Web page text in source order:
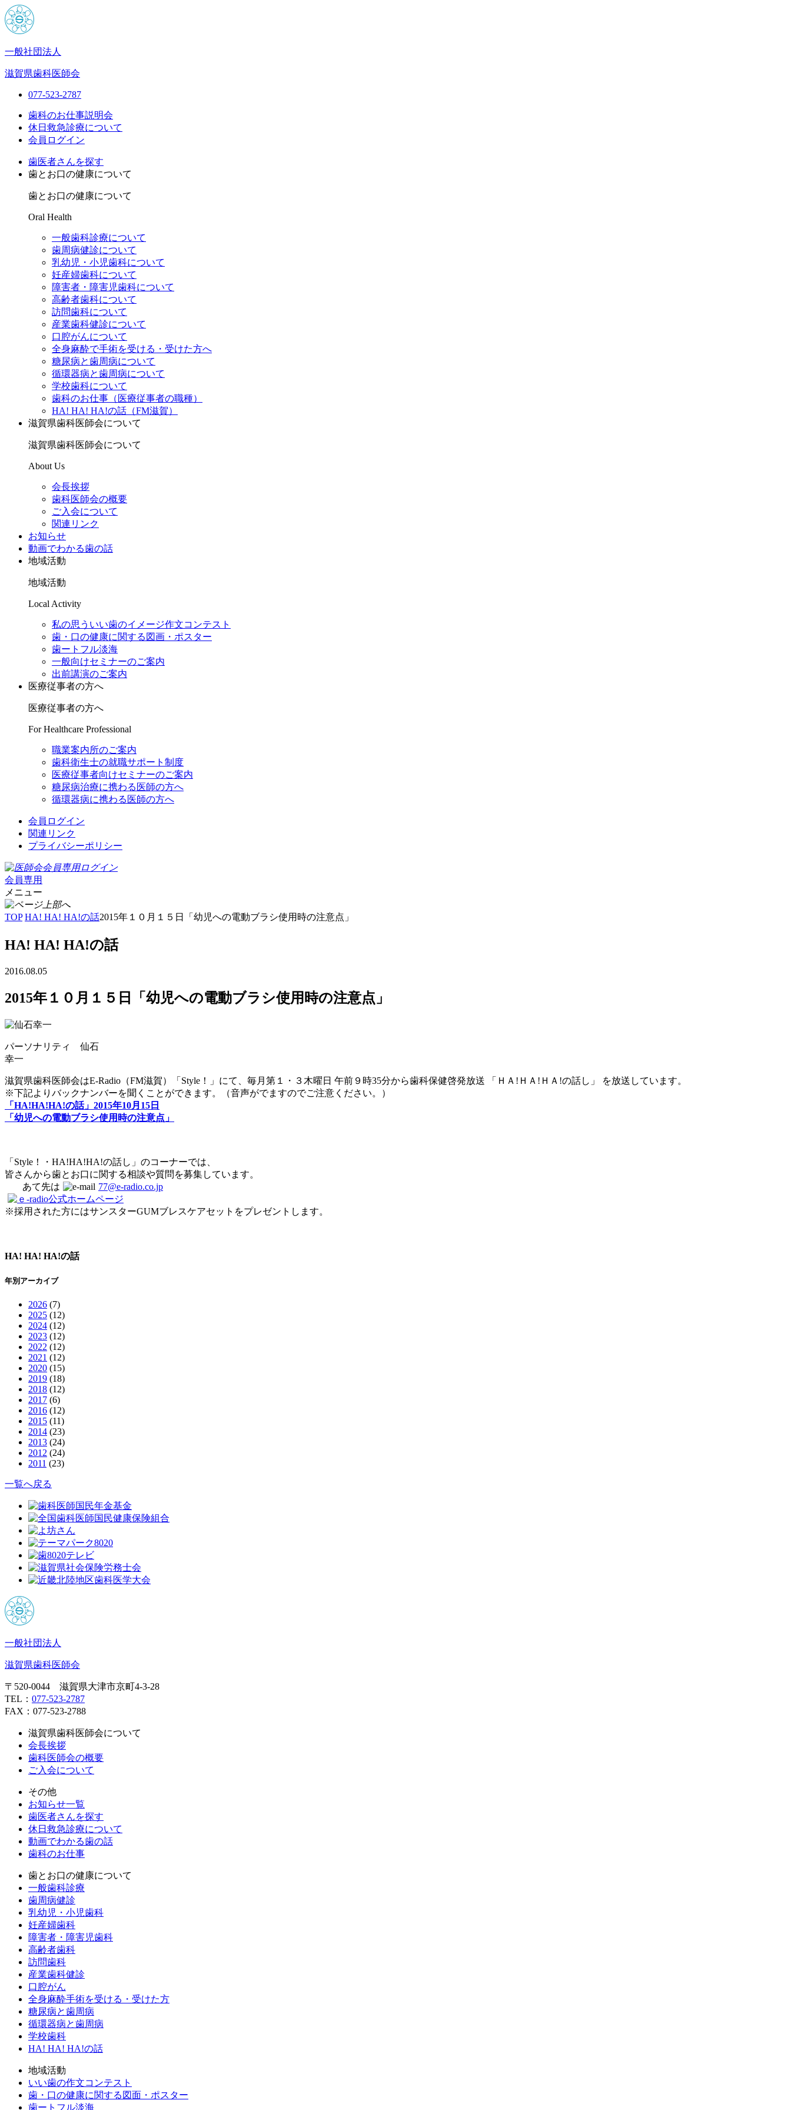
一般社団法人
滋賀県歯科医師会
077-523-2787
歯科のお仕事説明会
休日救急診療について
会員ログイン
歯医者さんを探す
歯とお口の健康について
歯とお口の健康について
Oral Health
一般歯科診療について
歯周病健診について
乳幼児・小児歯科について
妊産婦歯科について
障害者・障害児歯科について
高齢者歯科について
訪問歯科について
産業歯科健診について
口腔がんについて
全身麻酔で手術を受ける・受けた方へ
糖尿病と歯周病について
循環器病と歯周病について
学校歯科について
歯科のお仕事（医療従事者の職種）
HA! HA! HA!の話（FM滋賀）
滋賀県歯科医師会について
滋賀県歯科医師会について
About Us
会長挨拶
歯科医師会の概要
ご入会について
関連リンク
お知らせ
動画でわかる歯の話
地域活動
地域活動
Local Activity
私の思ういい歯のイメージ作文コンテスト
歯・口の健康に関する図画・ポスター
歯ートフル淡海
一般向けセミナーのご案内
出前講演のご案内
医療従事者の方へ
医療従事者の方へ
For Healthcare Professional
職業案内所のご案内
歯科衛生士の就職サポート制度
医療従事者向けセミナーのご案内
糖尿病治療に携わる医師の方へ
循環器病に携わる医師の方へ
会員ログイン
関連リンク
プライバシーポリシー
会員専用
メニュー
TOP HA! HA! HA!の話2015年１０月１５日「幼児への電動ブラシ使用時の注意点」
HA! HA! HA!の話
2016.08.05
2015年１０月１５日「幼児への電動ブラシ使用時の注意点」
パーソナリティ 仙石
幸一
滋賀県歯科医師会はE-Radio（FM滋賀）「Style！」にて、毎月第１・３木曜日 午前９時35分から歯科保健啓発放送 「ＨＡ!ＨＡ!ＨＡ!の話し」 を放送しています。
※下記よりバックナンバーを聞くことができます。（音声がでますのでご注意ください。）
「HA!HA!HA!の話」2015年10月15日
「幼児への電動ブラシ使用時の注意点」
「Style！・HA!HA!HA!の話し」のコーナーでは、
皆さんから歯とお口に関する相談や質問を募集しています。
あて先は
77@e-radio.co.jp
※採用された方にはサンスターGUMブレスケアセットをプレゼントします。
HA! HA! HA!の話
年別アーカイブ
2026 (7)
2025 (12)
2024 (12)
2023 (12)
2022 (12)
2021 (12)
2020 (15)
2019 (18)
2018 (12)
2017 (6)
2016 (12)
2015 (11)
2014 (23)
2013 (24)
2012 (24)
2011 (23)
一覧へ戻る
一般社団法人
滋賀県歯科医師会
〒520-0044 滋賀県大津市京町4-3-28
TEL： 077-523-2787
FAX：077-523-2788
滋賀県歯科医師会について
会長挨拶
歯科医師会の概要
ご入会について
その他
お知らせ一覧
歯医者さんを探す
休日救急診療について
動画でわかる歯の話
歯科のお仕事
歯とお口の健康について
一般歯科診療
歯周病健診
乳幼児・小児歯科
妊産婦歯科
障害者・障害児歯科
高齢者歯科
訪問歯科
産業歯科健診
口腔がん
全身麻酔手術を受ける・受けた方
糖尿病と歯周病
循環器病と歯周病
学校歯科
HA! HA! HA!の話
地域活動
いい歯の作文コンテスト
歯・口の健康に関する図面・ポスター
歯ートフル淡海